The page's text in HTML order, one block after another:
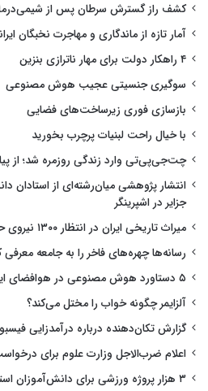
کشف راز گسترش سرطان پس از
آمار تازه از ماندگاری و مهاجرت نخبگان
۴ راهکار دولت برای مهار ناترازی بنزین
سوگیری جنسیتی عجیب هوش مصنوعی
بازسازی فوری زیرساخت‌های فضایی
با خیال راحت لبنیات پرچرب بخورید
چت‌جی‌پی‌تی وارد زندگی روزمره شد؛ از
انتشار پژوهشی میان‌رشته‌ای از استادان
جزایر در اشپرینگر
میراث تاریخی ایران در انتظار ۱۳۰۰ نیروی حفاظتی
رسانه‌ها چهره‌های فاخر را به جامعه معرفی
۵ دستاورد هوش مصنوعی در هوافضای ایران
آلزایمر چگونه خواب را مختل می‌کند؟
گزارش تکان‌دهنده درباره درآمدزایی
اعلام ضرب‌الاجل وزارت علوم برای
۳ هزار پروژه ورزشی برای دانش‌آموزان استان تهران کلید خورد